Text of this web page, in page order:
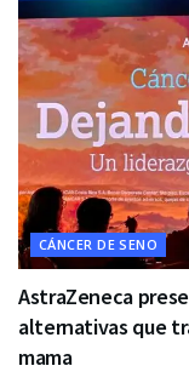
CÁNCER DE SENO
AstraZeneca
alternativas que
mama